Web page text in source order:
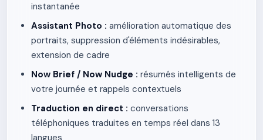
instantanée
Assistant Photo : amélioration automatique des
portraits, suppression d'éléments indésirables,
extension de cadre
Now Brief / Now Nudge : résumés intelligents de
votre journée et rappels contextuels
Traduction en direct : conversations
téléphoniques traduites en temps réel dans 13
langues